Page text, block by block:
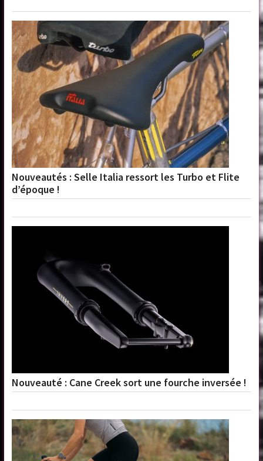
Nouveautés : Selle Italia ressort les Turbo et Flite
d’époque !
Nouveauté : Cane Creek sort une fourche inversée !